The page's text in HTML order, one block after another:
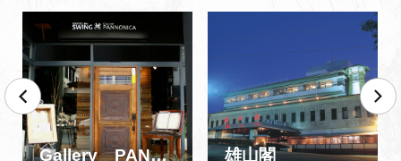
Gallery PANNONICA -ギャラリー パノニカ- 雄山閣